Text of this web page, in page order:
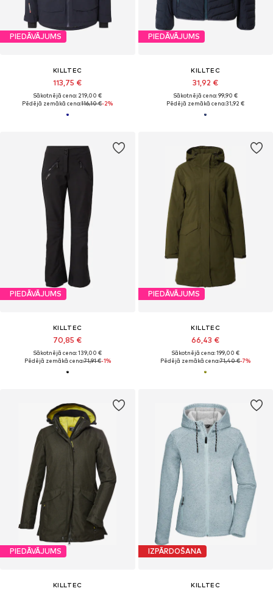
PIEDĀVĀJUMS
KILLTEC
113,75 €
Sākotnējā cena: 219,00 €
Pēdējā zemākā cena:116,10 €-2%
PIEDĀVĀJUMS
KILLTEC
31,92 €
Sākotnējā cena: 99,90 €
Pēdējā zemākā cena:31,92 €
PIEDĀVĀJUMS
KILLTEC
70,85 €
Sākotnējā cena: 139,00 €
Pēdējā zemākā cena:71,91 €-1%
PIEDĀVĀJUMS
KILLTEC
66,43 €
Sākotnējā cena: 199,00 €
Pēdējā zemākā cena:71,40 €-7%
PIEDĀVĀJUMS
KILLTEC
IZPĀRDOŠANA
KILLTEC